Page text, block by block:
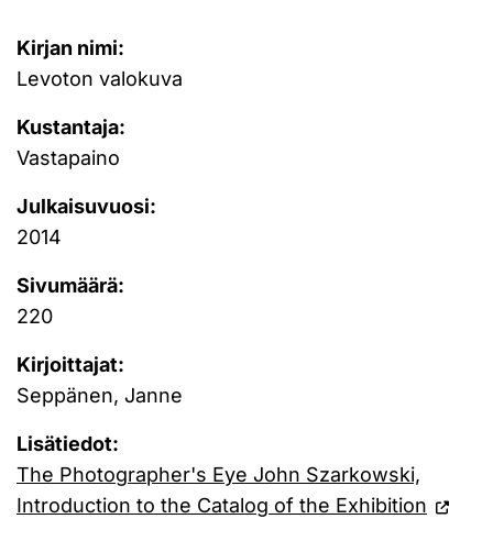
Kirjan nimi:
Levoton valokuva
Kustantaja:
Vastapaino
Julkaisuvuosi:
2014
Sivumäärä:
220
Kirjoittajat:
Seppänen, Janne
Lisätiedot:
The Photographer's Eye John Szarkowski,
Introduction to the Catalog of the Exhibition